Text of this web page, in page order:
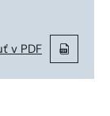
v PDF